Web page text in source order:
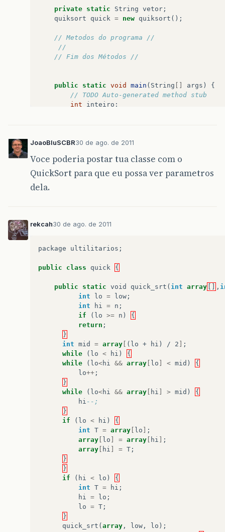
private static String vetor ;
quiksort
quick = new quiksort ();
// Metodos do programa //
//
// Fim dos Métodos //
public static void main ( String args )
{
// TODO Auto-generated method stub
int
inteiro ;
ArrayList
while (linha != null)
}
leitor
JOptionPane
JOptionPane . showMessageDialog (
}
código .
JoaoBluSCBR30 de ago. de 2011
Voce poderia postar tua classe com o
QuickSort para que eu possa ver parametros
dela.
rekcah30 de ago. de 2011
package ultilitarios ;
public class quick {
public static void quick_srt ( int array ,
int
lo = low ;
int
hi = n ;
if
( lo >= n )
{
return ;
}
int mid = array (lo + hi) / 2
;
while
( lo < hi )
{
while
( lo<hi && array lo < mid )
{
lo++ ;
}
while
( lo<hi && array hi > mid )
{
hi --;
}
if
( lo < hi )
{
int T = array lo
;
array
lo = array hi
;
array
hi = T ;
}
}
if
( hi < lo )
{
int T = hi ;
hi = lo ;
lo = T ;
}
quick_srt ( array , low , lo );